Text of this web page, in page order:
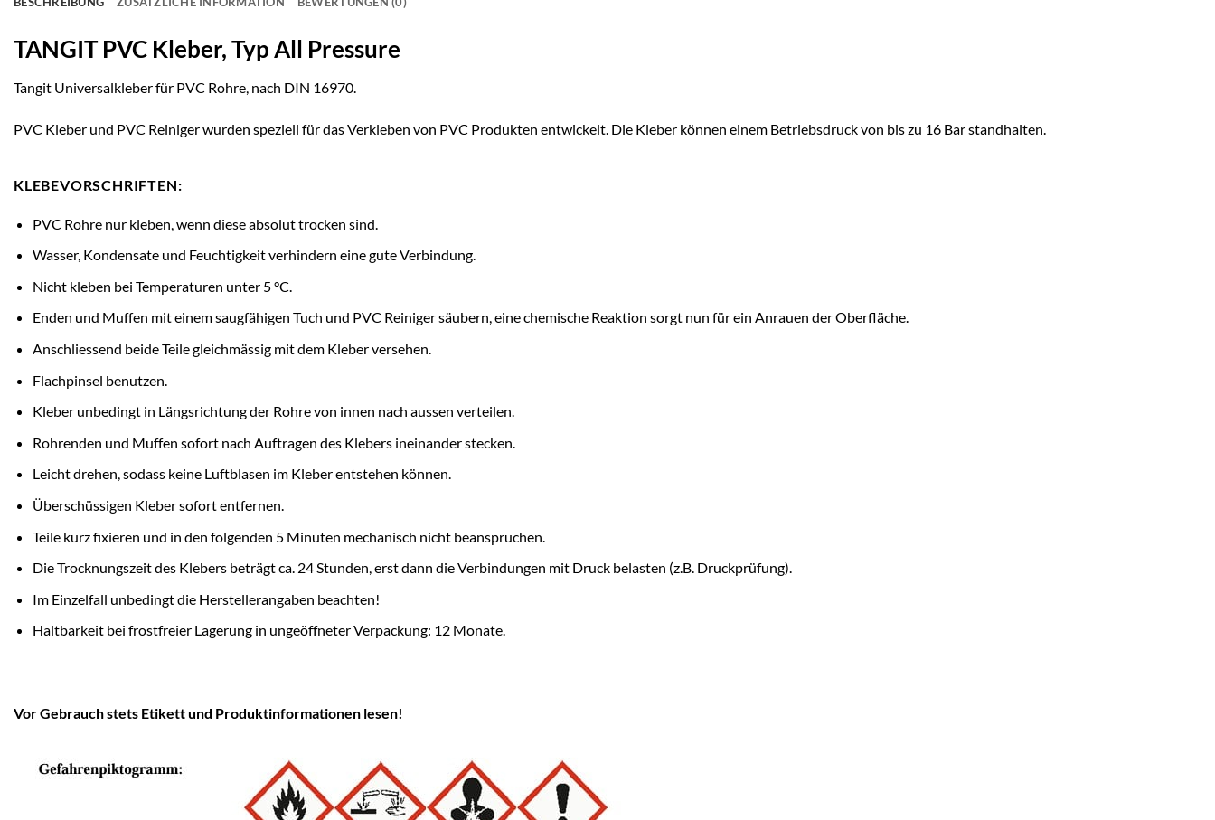
TANGIT PVC Kleber, Typ All Pressure
Tangit Universalkleber für PVC Rohre, nach DIN 16970.
PVC Kleber und PVC Reiniger wurden speziell für das Verkleben von PVC Produkten entwickelt. Die Kleber können einem Betriebsdruck von bis zu 16 Bar standhalten.
KLEBEVORSCHRIFTEN:
PVC Rohre nur kleben, wenn diese absolut trocken sind.
Wasser, Kondensate und Feuchtigkeit verhindern eine gute Verbindung.
Nicht kleben bei Temperaturen unter 5 °C.
Enden und Muffen mit einem saugfähigen Tuch und PVC Reiniger säubern, eine chemische Reaktion sorgt nun für ein Anrauen der Oberfläche.
Anschliessend beide Teile gleichmässig mit dem Kleber versehen.
Flachpinsel benutzen.
Kleber unbedingt in Längsrichtung der Rohre von innen nach aussen verteilen.
Rohrenden und Muffen sofort nach Auftragen des Klebers ineinander stecken.
Leicht drehen, sodass keine Luftblasen im Kleber entstehen können.
Überschüssigen Kleber sofort entfernen.
Teile kurz fixieren und in den folgenden 5 Minuten mechanisch nicht beanspruchen.
Die Trocknungszeit des Klebers beträgt ca. 24 Stunden, erst dann die Verbindungen mit Druck belasten (z.B. Druckprüfung).
Im Einzelfall unbedingt die Herstellerangaben beachten!
Haltbarkeit bei frostfreier Lagerung in ungeöffneter Verpackung: 12 Monate.
Vor Gebrauch stets Etikett und Produktinformationen lesen!